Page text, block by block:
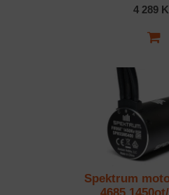
4 289
Spektrum